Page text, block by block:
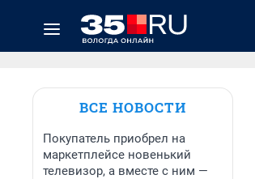
ВСЕ НОВОСТИ
Покупатель приобрел на
маркетплейсе новенький
телевизор, а вместе с ним —